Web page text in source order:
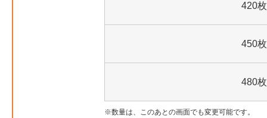
420枚
450枚
480枚
数量は、このあとの画面でも変更可能です。